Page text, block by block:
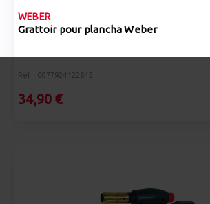
WEBER
Grattoir pour plancha Weber
Réf : 0077924122842
34,90 €